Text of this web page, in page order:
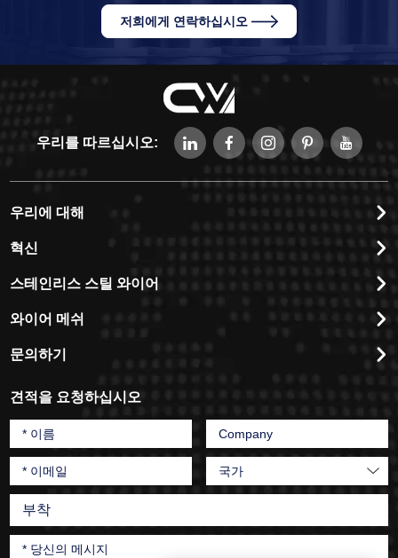
저희에게 연락하십시오
우리를 따르십시오:
우리에 대해
혁신
스테인리스 스틸 와이어
와이어 메쉬
문의하기
견적을 요청하십시오
부착